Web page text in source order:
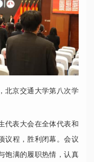
北京交通大学第八次学
代表大会在全体代表和
议程，胜利闭幕。会议
饱满的履职热情，认真